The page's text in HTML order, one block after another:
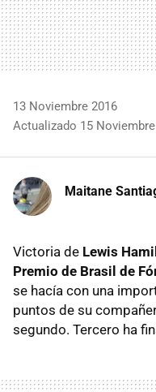
13 Noviembre 2016
Actualizado 15
Maitane
Victoria de Lewis
Premio de Brasil de
se hacía con una
puntos de su
segundo. Tercero ha